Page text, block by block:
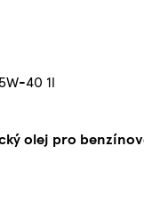
40 1l
olej pro